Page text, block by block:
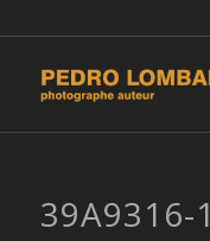
39A9316-1